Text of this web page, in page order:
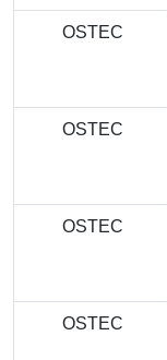
OSTEC
OSTEC
OSTEC
OSTEC